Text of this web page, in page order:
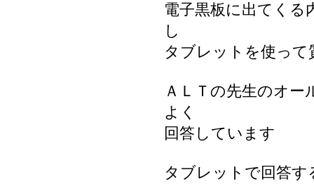
電子黒板に出てくる
し
タブレットを使っ
ＡＬＴの先生のオ
よく
回答しています
タブレットで回答